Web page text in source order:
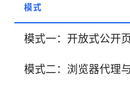
模式
模式一：开放式公开
模式二：浏览器代理